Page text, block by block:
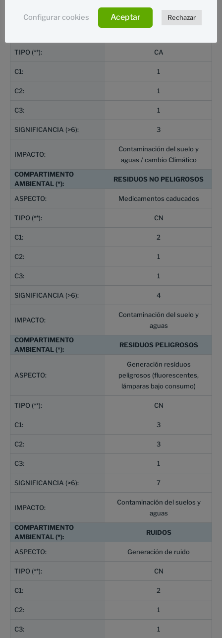
Generación de residuos
CA
1
1
1
3
Contaminación del suelo y
aguas / cambio Climático
RESIDUOS NO PELIGROSOS
Medicamentos caducados
CN
2
1
1
4
Contaminación del suelo y
aguas
RESIDUOS PELIGROSOS
Generación residuos
peligrosos (fluorescentes,
lámparas bajo consumo)
CN
3
3
1
7
Contaminación del suelos y
aguas
RUIDOS
Generación de ruido
CN
2
1
1
Configurar cookies Aceptar Rechazar